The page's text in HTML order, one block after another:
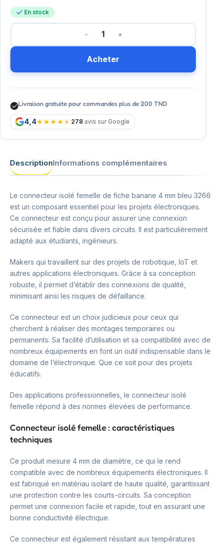
En stock
Acheter
Livraison gratuite pour commandes plus de 200 TND
4,4 278 avis sur Google
DescriptionInformations complémentaires
Le connecteur isolé femelle de fiche banane 4 mm bleu 3266
est un composant essentiel pour les projets électroniques.
Ce connecteur est conçu pour assurer une connexion
sécurisée et fiable dans divers circuits. Il est particulièrement
adapté aux étudiants, ingénieurs.
Makers qui travaillent sur des projets de robotique, IoT et
autres applications électroniques. Grâce à sa conception
robuste, il permet d’établir des connexions de qualité,
minimisant ainsi les risques de défaillance.
Ce connecteur est un choix judicieux pour ceux qui
cherchent à réaliser des montages temporaires ou
permanents. Sa facilité d’utilisation et sa compatibilité avec de
nombreux équipements en font un outil indispensable dans le
domaine de l’électronique. Que ce soit pour des projets
éducatifs.
Des applications professionnelles, le connecteur isolé
femelle répond à des normes élevées de performance.
Connecteur isolé femelle : caractéristiques
techniques
Ce produit mesure 4 mm de diamètre, ce qui le rend
compatible avec de nombreux équipements électroniques. Il
est fabriqué en matériau isolant de haute qualité, garantissant
une protection contre les courts-circuits. Sa conception
permet une connexion facile et rapide, tout en assurant une
bonne conductivité électrique.
Ce connecteur est également résistant aux températures